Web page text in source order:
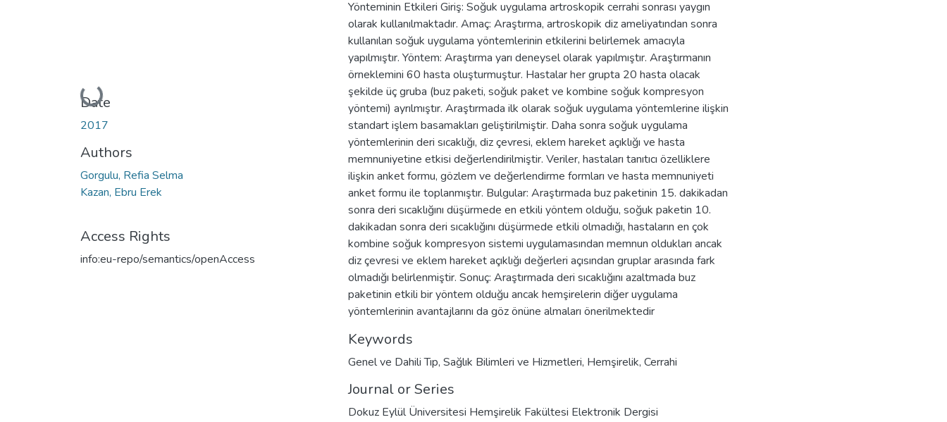
Loading...
Date
2017
Authors
Gorgulu, Refia Selma
Kazan, Ebru Erek
Access Rights
info:eu-repo/semantics/openAccess
Yönteminin Etkileri Giriş: Soğuk uygulama artroskopik cerrahi sonrası yaygın
olarak kullanılmaktadır. Amaç: Araştırma, artroskopik diz ameliyatından sonra
kullanılan soğuk uygulama yöntemlerinin etkilerini belirlemek amacıyla
yapılmıştır. Yöntem: Araştırma yarı deneysel olarak yapılmıştır. Araştırmanın
örneklemini 60 hasta oluşturmuştur. Hastalar her grupta 20 hasta olacak
şekilde üç gruba (buz paketi, soğuk paket ve kombine soğuk kompresyon
yöntemi) ayrılmıştır. Araştırmada ilk olarak soğuk uygulama yöntemlerine ilişkin
standart işlem basamakları geliştirilmiştir. Daha sonra soğuk uygulama
yöntemlerinin deri sıcaklığı, diz çevresi, eklem hareket açıklığı ve hasta
memnuniyetine etkisi değerlendirilmiştir. Veriler, hastaları tanıtıcı özelliklere
ilişkin anket formu, gözlem ve değerlendirme formları ve hasta memnuniyeti
anket formu ile toplanmıştır. Bulgular: Araştırmada buz paketinin 15. dakikadan
sonra deri sıcaklığını düşürmede en etkili yöntem olduğu, soğuk paketin 10.
dakikadan sonra deri sıcaklığını düşürmede etkili olmadığı, hastaların en çok
kombine soğuk kompresyon sistemi uygulamasından memnun oldukları ancak
diz çevresi ve eklem hareket açıklığı değerleri açısından gruplar arasında fark
olmadığı belirlenmiştir. Sonuç: Araştırmada deri sıcaklığını azaltmada buz
paketinin etkili bir yöntem olduğu ancak hemşirelerin diğer uygulama
yöntemlerinin avantajlarını da göz önüne almaları önerilmektedir
Keywords
Genel ve Dahili Tıp, Sağlık Bilimleri ve Hizmetleri, Hemşirelik, Cerrahi
Journal or Series
Dokuz Eylül Üniversitesi Hemşirelik Fakültesi Elektronik Dergisi